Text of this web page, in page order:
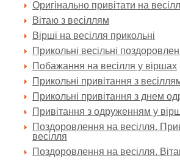
Оригінально привітати на
Вітаю з весіллям
Вірші на весілля прикольні
Прикольні весільні
Побажання на весілля у віршах
Прикольні привітання з
Прикольні привітання з днем
Привітання з одруженням у
Поздоровлення на весілля.
весілля
Поздоровлення на весілля.